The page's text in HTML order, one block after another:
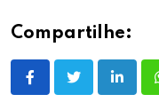
Compartilhe: